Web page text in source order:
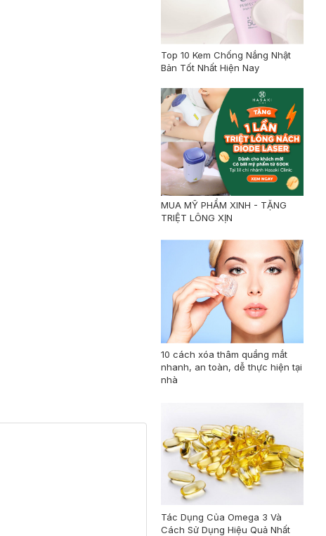
Top 10 Kem Chống Nắng Nhật
Bản Tốt Nhất Hiện Nay
MUA MỸ PHẨM XINH - TẶNG
TRIỆT LÔNG XỊN
10 cách xóa thâm quầng mắt
nhanh, an toàn, dễ thực hiện tại
nhà
Tác Dụng Của Omega 3 Và
Cách Sử Dụng Hiệu Quả Nhất